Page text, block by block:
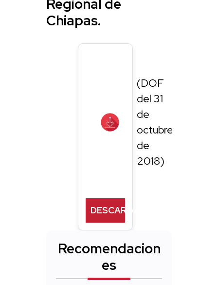
Chiapas.
(DOF
del 31
de
octubre
de
2018)
DESCARGAR
Recomendacion
es